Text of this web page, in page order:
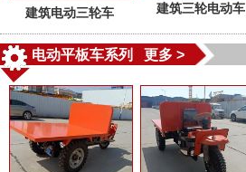
建筑电动三轮车 建筑三轮电动车
电动平板车系列 更多 >